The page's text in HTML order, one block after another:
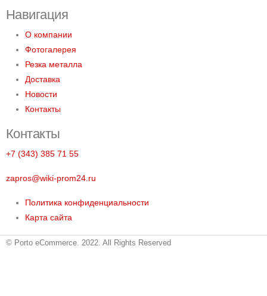
Навигация
О компании
Фотогалерея
Резка металла
Доставка
Новости
Контакты
Контакты
+7 (343) 385 71 55
zapros@wiki-prom24.ru
Политика конфиденциальности
Карта сайта
© Porto eCommerce. 2022. All Rights Reserved